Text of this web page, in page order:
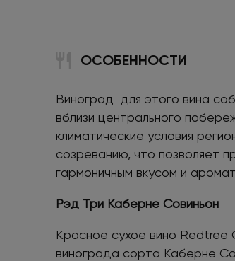
ОСОБЕННОСТИ
Виноград для этого вина
вблизи центрального
климатические условия
созреванию, что позволяет
гармоничным вкусом и
Рэд Три Каберне Совиньон
Красное сухое вино Redtree
винограда сорта Каберне